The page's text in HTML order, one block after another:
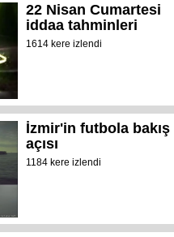
22 Nisan Cumartesi
iddaa tahminleri
1614 kere izlendi
İzmir'in futbola bakış
açısı
1184 kere izlendi